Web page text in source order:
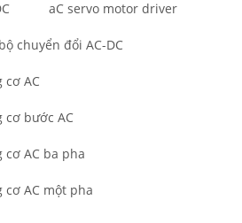
aC servo motor driver
chuyển đổi AC-DC
cơ AC
cơ bước AC
AC ba pha
AC một pha